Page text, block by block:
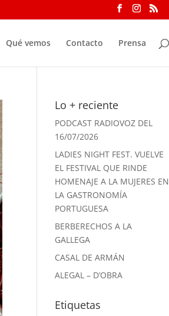
Qué vemos Contacto Prensa
Lo + reciente
PODCAST RADIOVOZ DEL
16/07/2026
LADIES NIGHT FEST. VUELVE
EL FESTIVAL QUE RINDE
HOMENAJE A LA MUJERES EN
LA GASTRONOMÍA
PORTUGUESA
BERBERECHOS A LA
GALLEGA
CASAL DE ARMÁN
ALEGAL – D’OBRA
Etiquetas